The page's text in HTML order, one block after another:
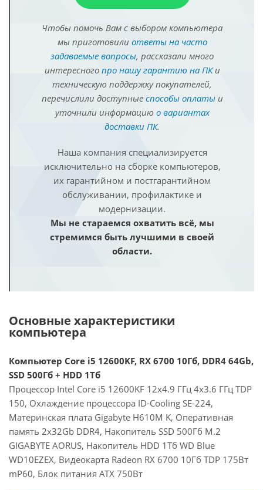
Чтобы помочь Вам с выбором компьютера
мы приготовили ответы на часто
задаваемые вопросы, рассказали много
интересного про нашу гарантию на ПКи
техническую поддержку покупателей,
перечислили доступные способы оплатыи
уточнили информацию о вариантах
доставки ПК.
Наша компания специализируется
исключительно на сборке компьютеров,
их гарантийном и постгарантийном
обслуживании, профилактике и
модернизации.
Мы не стараемся охватить всё, мы
стремимся быть лучшими в своей
области.
Основные характеристики
компьютера
Компьютер Core i5 12600KF, RX 6700 10Гб, DDR4 64Gb,
SSD 500Гб + HDD 1Тб
Процессор Intel Core i5 12600KF 12x4.9 ГГц 4x3.6 ГГц TDP
150, Охлаждение процессора ID-Cooling SE-224,
Материнская плата Gigabyte H610M K, Оперативная
память 2x32Gb DDR4, Накопитель SSD 500Гб M.2
GIGABYTE AORUS, Накопитель HDD 1Тб WD Blue
WD10EZEX, Видеокарта Radeon RX 6700 10Гб TDP 175Вт
mP60, Блок питания ATX 750Вт